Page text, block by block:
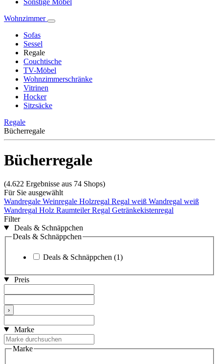
Sonstige Möbel
Wohnzimmer
Sofas
Sessel
Regale
Couchtische
TV-Möbel
Wohnzimmerschränke
Vitrinen
Hocker
Sitzsäcke
Regale
Bücherregale
Bücherregale
(4.622 Ergebnisse aus 74 Shops)
Für Sie ausgewählt
Wandregale Weinregale Holzregal Regal weiß Wandregal weiß
Wandregal Holz Raumteiler Regal Getränkekistenregal
Filter
Deals & Schnäppchen
Deals & Schnäppchen
Deals & Schnäppchen (1)
Preis
›
Marke
Marke